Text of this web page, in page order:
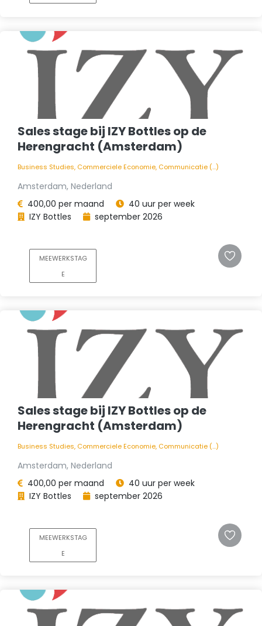
Sales stage bij IZY Bottles op de
Herengracht (Amsterdam)
Business Studies, Commerciele Economie, Communicatie (...)
Amsterdam, Nederland
400,00 per maand
40 uur per week
IZY Bottles
september 2026
MEEWERKSTAG
E
Sales stage bij IZY Bottles op de
Herengracht (Amsterdam)
Business Studies, Commerciele Economie, Communicatie (...)
Amsterdam, Nederland
400,00 per maand
40 uur per week
IZY Bottles
september 2026
MEEWERKSTAG
E